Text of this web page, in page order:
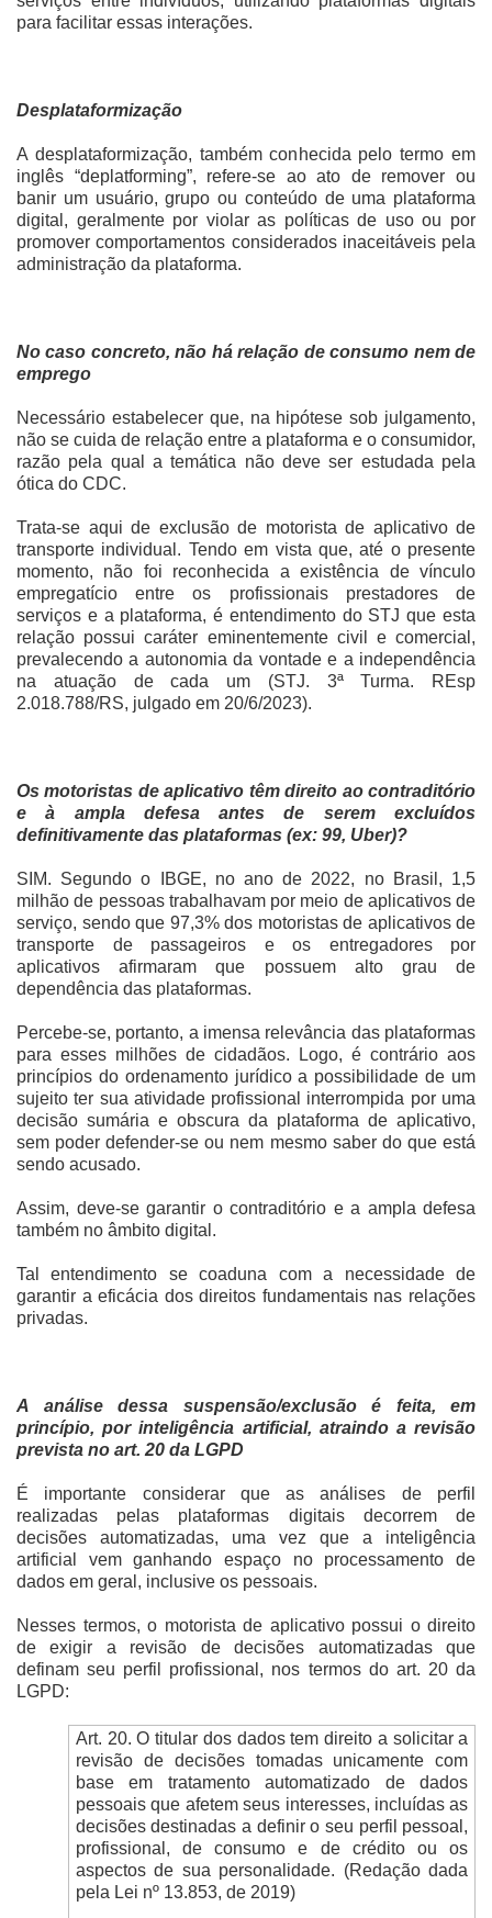
para facilitar essas interações.
Desplataformização
A desplataformização, também conhecida pelo termo em
inglês “deplatforming”, refere-se ao ato de remover ou
banir um usuário, grupo ou conteúdo de uma plataforma
digital, geralmente por violar as políticas de uso ou por
promover comportamentos considerados inaceitáveis pela
administração da plataforma.
No caso concreto, não há relação de consumo nem de
emprego
Necessário estabelecer que, na hipótese sob julgamento,
não se cuida de relação entre a plataforma e o consumidor,
razão pela qual a temática não deve ser estudada pela
ótica do CDC.
Trata-se aqui de exclusão de motorista de aplicativo de
transporte individual. Tendo em vista que, até o presente
momento, não foi reconhecida a existência de vínculo
empregatício entre os profissionais prestadores de
serviços e a plataforma, é entendimento do STJ que esta
relação possui caráter eminentemente civil e comercial,
prevalecendo a autonomia da vontade e a independência
na atuação de cada um (STJ. 3ª Turma. REsp
2.018.788/RS, julgado em 20/6/2023).
Os motoristas de aplicativo têm direito ao contraditório
e à ampla defesa antes de serem excluídos
definitivamente das plataformas (ex: 99, Uber)?
SIM. Segundo o IBGE, no ano de 2022, no Brasil, 1,5
milhão de pessoas trabalhavam por meio de aplicativos de
serviço, sendo que 97,3% dos motoristas de aplicativos de
transporte de passageiros e os entregadores por
aplicativos afirmaram que possuem alto grau de
dependência das plataformas.
Percebe-se, portanto, a imensa relevância das plataformas
para esses milhões de cidadãos. Logo, é contrário aos
princípios do ordenamento jurídico a possibilidade de um
sujeito ter sua atividade profissional interrompida por uma
decisão sumária e obscura da plataforma de aplicativo,
sem poder defender-se ou nem mesmo saber do que está
sendo acusado.
Assim, deve-se garantir o contraditório e a ampla defesa
também no âmbito digital.
Tal entendimento se coaduna com a necessidade de
garantir a eficácia dos direitos fundamentais nas relações
privadas.
A análise dessa suspensão/exclusão é feita, em
princípio, por inteligência artificial, atraindo a revisão
prevista no art. 20 da LGPD
É importante considerar que as análises de perfil
realizadas pelas plataformas digitais decorrem de
decisões automatizadas, uma vez que a inteligência
artificial vem ganhando espaço no processamento de
dados em geral, inclusive os pessoais.
Nesses termos, o motorista de aplicativo possui o direito
de exigir a revisão de decisões automatizadas que
definam seu perfil profissional, nos termos do art. 20 da
LGPD:
Art. 20. O titular dos dados tem direito a solicitar a
revisão de decisões tomadas unicamente com
base em tratamento automatizado de dados
pessoais que afetem seus interesses, incluídas as
decisões destinadas a definir o seu perfil pessoal,
profissional, de consumo e de crédito ou os
aspectos de sua personalidade. (Redação dada
pela Lei nº 13.853, de 2019)